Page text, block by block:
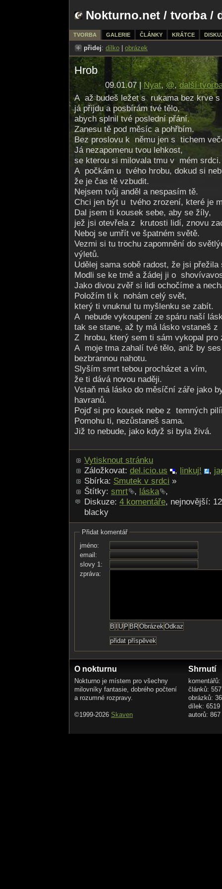
Nokturno.net / tvorba/
TVORBA GALERIE ČLÁNKY KRÁTCE
přidej: dílko obrázek
Hrob
09.01.07 | Nyat,@,další
A až budeš ležet s rukama bez krve
já přijdu a posbírám tvé tělo,
abych splnil tvé poslední přání.
Zanesu tě pod měsíc a pohřbím.
Bez proslovu k němu jen s tichem
Já nezapomenu tvou lehkost,
se kterou si milovala tmu v mém srdci.
A počkám u tvého hrobu, dokud si
že je čas tě vzbudit.
Nejsem tvůj anděl a nespasím tě.
Chci jen být u tvého zrození, které je
Dal jsem ti kousek sebe, aby se žíly,
jež jsi otevřela z krutosti lidí, znovu
Neboj se umřít ve špatném světě.
Vezmi si tu trochu zapomnění do
výletů.
Udělej sama sobě radost, že jsi přežila
Modli se ke tmě a žádej ji o
Jako divou zvěř si lidi ochočíme a
Položím ti k nohám celý svět,
který ti vnuknul tu myšlenku se zabít.
A nebude vykoupení ze spáru naší
tak se stane, až ty má lásko vstaneš z
Z hrobu, který sem ti sám vykopal pro
A moje tma zahalí tvé tělo, aniž by
bezbrannou nahotu.
Slyším smrt tebou procházet a vím,
že ti dává novou naději.
Vstaň má lásko do měsíční záře jako
havranů.
Pojď si pro kousek nebe z temných
Pomohu ti, nezůstaneš sama.
Již to nebude, jako když si byla živá.
Vytisknout stránku
Záložkovat: del.icio.us , linkuj! ,
Sbírka: Smutek v srdci »
Štítky: smrt , láska
,
Diskuze: 4 komentáře, nejnovější:
blacky
Přidat komentář
jméno:
email:
slovy 1:
zpráva:
O nokturnu
Nokturno je místem pro všechny
milovníky fantasie, dobrého počtení
a rozumné rozpravy.
©1999-2026 Skaven
Shrnutí
článků: 557
obrázků:
dílek: 6519
autorů: 867